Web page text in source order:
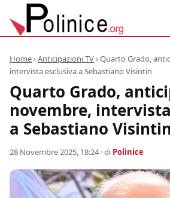
Home›Anticipazioni TV›Quarto Grado,
intervista esclusiva a Sebastiano Visintin
Quarto Grado,
novembre,
a Sebastiano
28 Novembre 2025, 18:24· di Polinice